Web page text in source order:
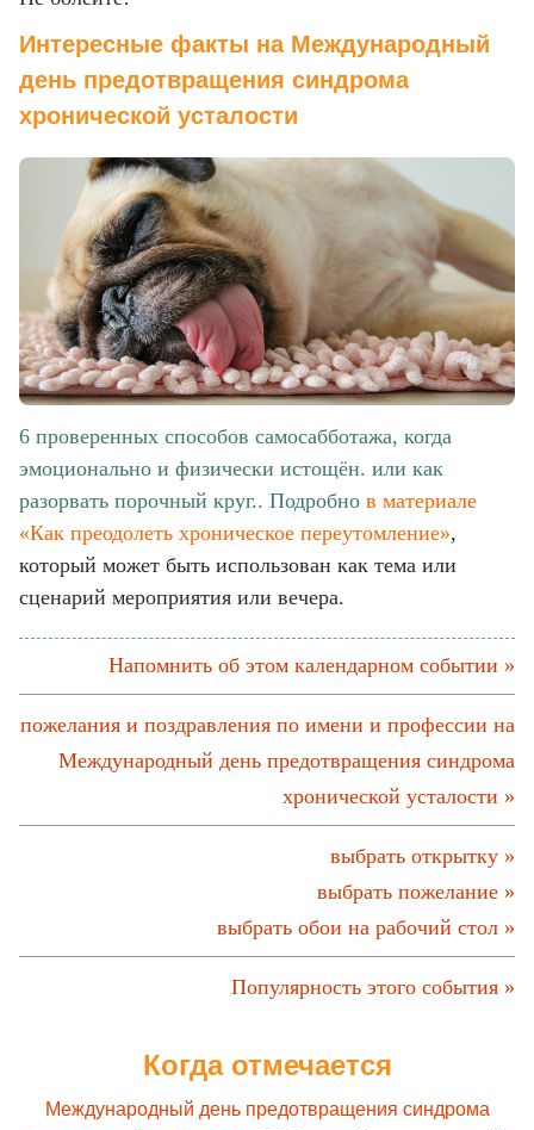
Интересные факты на Международный
день предотвращения синдрома
хронической усталости
6 проверенных способов самосабботажа, когда
эмоционально и физически истощён. или как
разорвать порочный круг.. Подробно в материале
«Как преодолеть хроническое переутомление»,
который может быть использован как тема или
сценарий мероприятия или вечера.
Напомнить об этом календарном событии »
пожелания и поздравления по имени и профессии на
Международный день предотвращения синдрома
хронической усталости »
выбрать открытку »
выбрать пожелание »
выбрать обои на рабочий стол »
Популярность этого события »
Когда отмечается
Международный день предотвращения синдрома